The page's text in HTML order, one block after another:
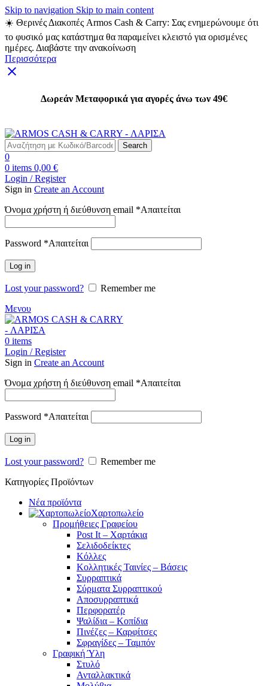
Skip to navigation Skip to main content
☀️ Θερινές Διακοπές Armos Cash & Carry: Σας ενημερώνουμε ότι
το φυσικό μας κατάστημα θα παραμείνει κλειστό για ορισμένες
ημέρες. Διαβάστε την ανακοίνωση
Περισσότερα
Δωρεάν Μεταφορικά για αγορές άνω των 49€
Search
0
0 items 0,00 €
Login / Register
Sign in Create an Account
Όνομα χρήστη ή διεύθυνση email *Απαιτείται
Password *Απαιτείται
Log in
Lost your password?
Remember me
Μενου
0 items
Login / Register
Sign in Create an Account
Όνομα χρήστη ή διεύθυνση email *Απαιτείται
Password *Απαιτείται
Log in
Lost your password?
Remember me
Κατηγορίες Προϊόντων
Νέα προϊόντα
Χαρτοπωλείο
Προμήθειες Γραφείου
Post It – Χαρτάκια
Σελιδοδείκτες
Κόλλες
Κολλητικές Ταινίες – Βάσεις
Συρραπτικά
Σύρματα Συρραπτικού
Αποσυρραπτικά
Περφορατέρ
Ψαλίδια – Κοπίδια
Πινέζες – Καρφίτσες
Σφραγίδες – Ταμπόν
Γραφική Ύλη
Στυλό
Ανταλλακτικά